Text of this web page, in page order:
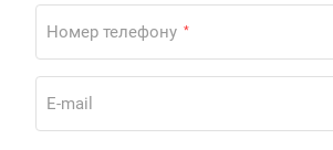
Номер телефону *
E-mail